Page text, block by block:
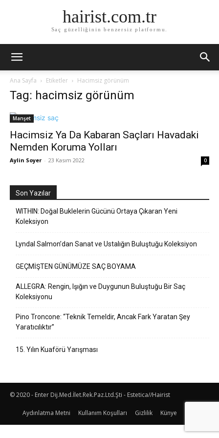
hairist.com.tr
Saç güzelliğinin benzersiz platformu.
Ana Sayfa Etiketler Hacimsiz görünüm
Tag: hacimsiz görünüm
Manşet
Hacimsiz Ya Da Kabaran Saçları Havadaki
Nemden Koruma Yolları
Aylin Soyer - 23 Kasım 2022 0
Son Yazılar
WITHIN: Doğal Buklelerin Gücünü Ortaya Çıkaran Yeni
Koleksiyon
Lyndal Salmon’dan Sanat ve Ustalığın Buluştuğu Koleksiyon
GEÇMİŞTEN GÜNÜMÜZE SAÇ BOYAMA
ALLEGRA: Rengin, Işığın ve Duygunun Buluştuğu Bir Saç
Koleksiyonu
Pino Troncone: “Teknik Temeldir, Ancak Fark Yaratan Şey
Yaratıcılıktır”
15. Yılın Kuaförü Yarışması
© 2020 - Enter Dij.Med.İlet.Rek.Paz.Ltd.Şti - Estetica//Hairist
Aydınlatma Metni Kullanım Koşulları Gizlilik Künye